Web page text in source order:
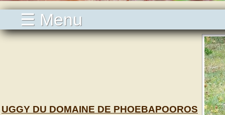
☰ Menu
UGGY DU DOMAINE DE PHOEBAPOOROS